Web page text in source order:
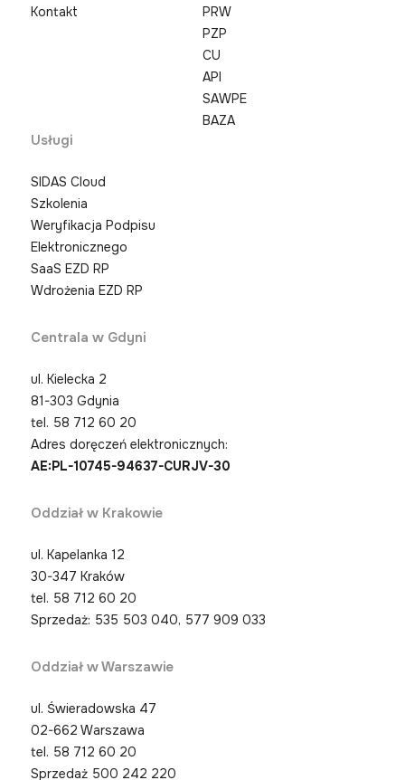
Kontakt
PRW
PZP
CU
API
SAWPE
BAZA
Usługi
SIDAS Cloud
Szkolenia
Weryfikacja Podpisu
Elektronicznego
SaaS EZD RP
Wdrożenia EZD RP
Centrala w Gdyni
ul. Kielecka 2
81-303 Gdynia
tel. 58 712 60 20
Adres doręczeń elektronicznych:
AE:PL-10745-94637-CURJV-30
Oddział w Krakowie
ul. Kapelanka 12
30-347 Kraków
tel. 58 712 60 20
Sprzedaż: 535 503 040, 577 909 033
Oddział w Warszawie
ul. Świeradowska 47
02-662 Warszawa
tel. 58 712 60 20
Sprzedaż 500 242 220